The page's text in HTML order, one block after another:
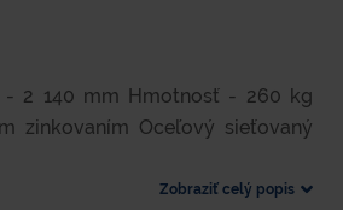
2 140 mm Hmotnosť - 260 kg
zinkovaním Oceľový sieťovaný
Zobraziť celý popis